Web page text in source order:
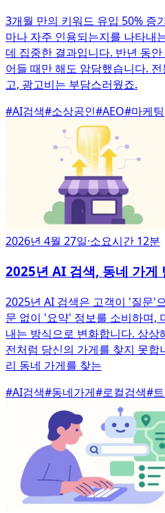
3개월 만의 키워드 유입 50% 증
마나 자주 인용되는지를 나타내
데 집중한 결과입니다. 반년 동
어들 때만 해도 암담했습니다.
고, 광고비는 부담스러웠죠.
#AI검색#소상공인#AEO#마케팅
2026년 4월 27일·소요시간 12분
2025년 AI 검색, 동네 가게
2025년 AI 검색은 고객이 '질문'
문 없이 '요약' 정보를 소비하며,
내는 방식으로 변화합니다. 상상
전처럼 당신의 가게를 찾지 못합
리 동네 가게를 찾는
#AI검색#동네가게#로컬검색#